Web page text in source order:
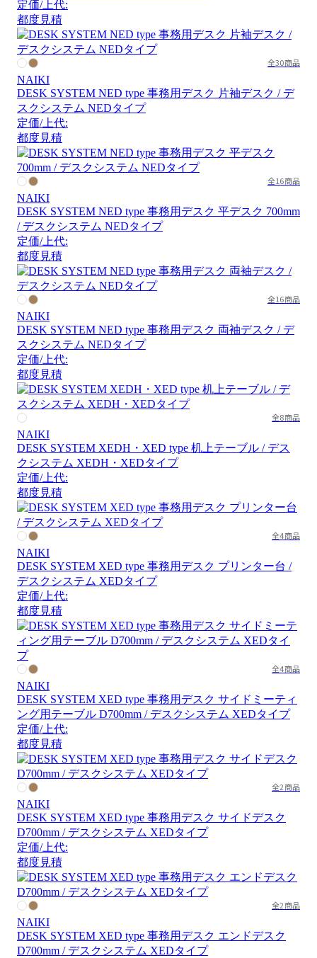
定価/上代:
都度見積
全30商品
NAIKI
DESK SYSTEM NED type 事務用デスク 片袖デスク / デ
スクシステム NEDタイプ
定価/上代:
都度見積
全16商品
NAIKI
DESK SYSTEM NED type 事務用デスク 平デスク 700mm
/ デスクシステム NEDタイプ
定価/上代:
都度見積
全16商品
NAIKI
DESK SYSTEM NED type 事務用デスク 両袖デスク / デ
スクシステム NEDタイプ
定価/上代:
都度見積
全8商品
NAIKI
DESK SYSTEM XEDH・XED type 机上テーブル / デス
クシステム XEDH・XEDタイプ
定価/上代:
都度見積
全4商品
NAIKI
DESK SYSTEM XED type 事務用デスク プリンター台 /
デスクシステム XEDタイプ
定価/上代:
都度見積
全4商品
NAIKI
DESK SYSTEM XED type 事務用デスク サイドミーティ
ング用テーブル D700mm / デスクシステム XEDタイプ
定価/上代:
都度見積
全2商品
NAIKI
DESK SYSTEM XED type 事務用デスク サイドデスク
D700mm / デスクシステム XEDタイプ
定価/上代:
都度見積
全2商品
NAIKI
DESK SYSTEM XED type 事務用デスク エンドデスク
D700mm / デスクシステム XEDタイプ